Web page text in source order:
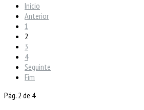
Início
Anterior
1
2
3
4
Seguinte
Fim
Pág. 2 de 4